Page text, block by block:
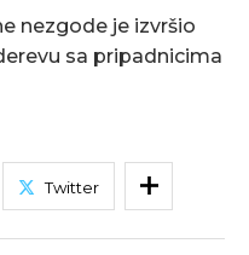
nezgode je izvršio
sa pripadnicima
Twitter